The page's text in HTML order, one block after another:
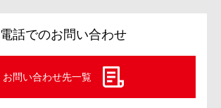
電話でのお問い合わせ
お問い合わせ先一覧